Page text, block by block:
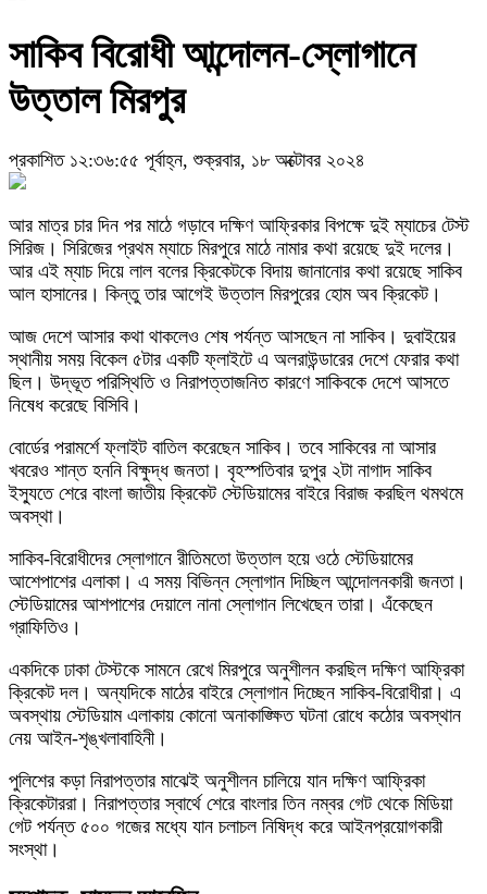
সাকিব বিরোধী আন্দোলন-স্লোগানে
উত্তাল মিরপুর
প্রকাশিত ১২:৩৬:৫৫ পূর্বাহ্ন, শুক্রবার, ১৮ অক্টোবর ২০২৪
আর মাত্র চার দিন পর মাঠে গড়াবে দক্ষিণ আফ্রিকার বিপক্ষে দুই ম্যাচের টেস্ট
সিরিজ। সিরিজের প্রথম ম্যাচে মিরপুরে মাঠে নামার কথা রয়েছে দুই দলের।
আর এই ম্যাচ দিয়ে লাল বলের ক্রিকেটকে বিদায় জানানোর কথা রয়েছে সাকিব
আল হাসানের। কিন্তু তার আগেই উত্তাল মিরপুরের হোম অব ক্রিকেট।
আজ দেশে আসার কথা থাকলেও শেষ পর্যন্ত আসছেন না সাকিব। দুবাইয়ের
স্থানীয় সময় বিকেল ৫টার একটি ফ্লাইটে এ অলরাউন্ডারের দেশে ফেরার কথা
ছিল। উদ্ভূত পরিস্থিতি ও নিরাপত্তাজনিত কারণে সাকিবকে দেশে আসতে
নিষেধ করেছে বিসিবি।
বোর্ডের পরামর্শে ফ্লাইট বাতিল করেছেন সাকিব। তবে সাকিবের না আসার
খবরেও শান্ত হননি বিক্ষুদ্ধ জনতা। বৃহস্পতিবার দুপুর ২টা নাগাদ সাকিব
ইস্যুতে শেরে বাংলা জাতীয় ক্রিকেট স্টেডিয়ামের বাইরে বিরাজ করছিল থমথমে
অবস্থা।
সাকিব-বিরোধীদের স্লোগানে রীতিমতো উত্তাল হয়ে ওঠে স্টেডিয়ামের
আশেপাশের এলাকা। এ সময় বিভিন্ন স্লোগান দিচ্ছিল আন্দোলনকারী জনতা।
স্টেডিয়ামের আশপাশের দেয়ালে নানা স্লোগান লিখেছেন তারা। এঁকেছেন
গ্রাফিতিও।
একদিকে ঢাকা টেস্টকে সামনে রেখে মিরপুরে অনুশীলন করছিল দক্ষিণ আফ্রিকা
ক্রিকেট দল। অন্যদিকে মাঠের বাইরে স্লোগান দিচ্ছেন সাকিব-বিরোধীরা। এ
অবস্থায় স্টেডিয়াম এলাকায় কোনো অনাকাঙ্ক্ষিত ঘটনা রোধে কঠোর অবস্থান
নেয় আইন-শৃঙ্খলাবাহিনী।
পুলিশের কড়া নিরাপত্তার মাঝেই অনুশীলন চালিয়ে যান দক্ষিণ আফ্রিকা
ক্রিকেটাররা। নিরাপত্তার স্বার্থে শেরে বাংলার তিন নম্বর গেট থেকে মিডিয়া
গেট পর্যন্ত ৫০০ গজের মধ্যে যান চলাচল নিষিদ্ধ করে আইনপ্রয়োগকারী
সংস্থা।